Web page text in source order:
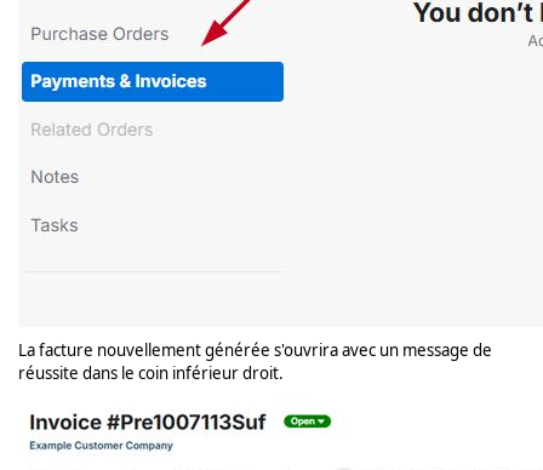
La facture nouvellement générée s'ouvrira avec un message de
réussite dans le coin inférieur droit.